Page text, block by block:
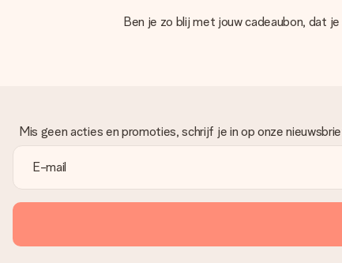
Ben je zo blij met jouw cadeaubon, dat
Mis geen acties en promoties, schrijf je in op onze